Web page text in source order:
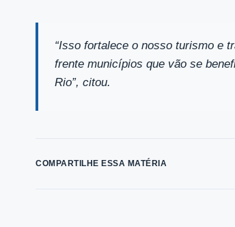
“Isso fortalece o nosso turismo e
frente municípios que vão se
Rio”, citou.
COMPARTILHE ESSA MATÉRIA